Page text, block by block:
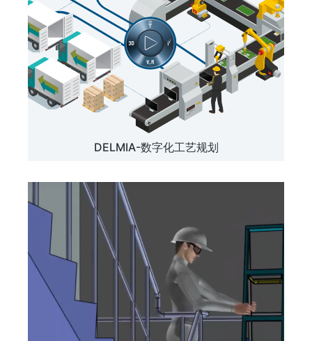
DELMIA-数字化工艺规划